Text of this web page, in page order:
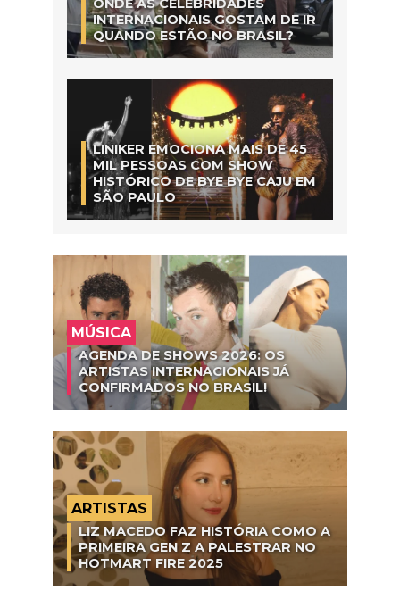
ONDE AS CELEBRIDADES
INTERNACIONAIS GOSTAM DE IR
QUANDO ESTÃO NO BRASIL?
LINIKER EMOCIONA MAIS DE 45
MIL PESSOAS COM SHOW
HISTÓRICO DE BYE BYE CAJU EM
SÃO PAULO
MÚSICA
AGENDA DE SHOWS 2026: OS
ARTISTAS INTERNACIONAIS JÁ
CONFIRMADOS NO BRASIL!
ARTISTAS
LIZ MACEDO FAZ HISTÓRIA COMO A
PRIMEIRA GEN Z A PALESTRAR NO
HOTMART FIRE 2025